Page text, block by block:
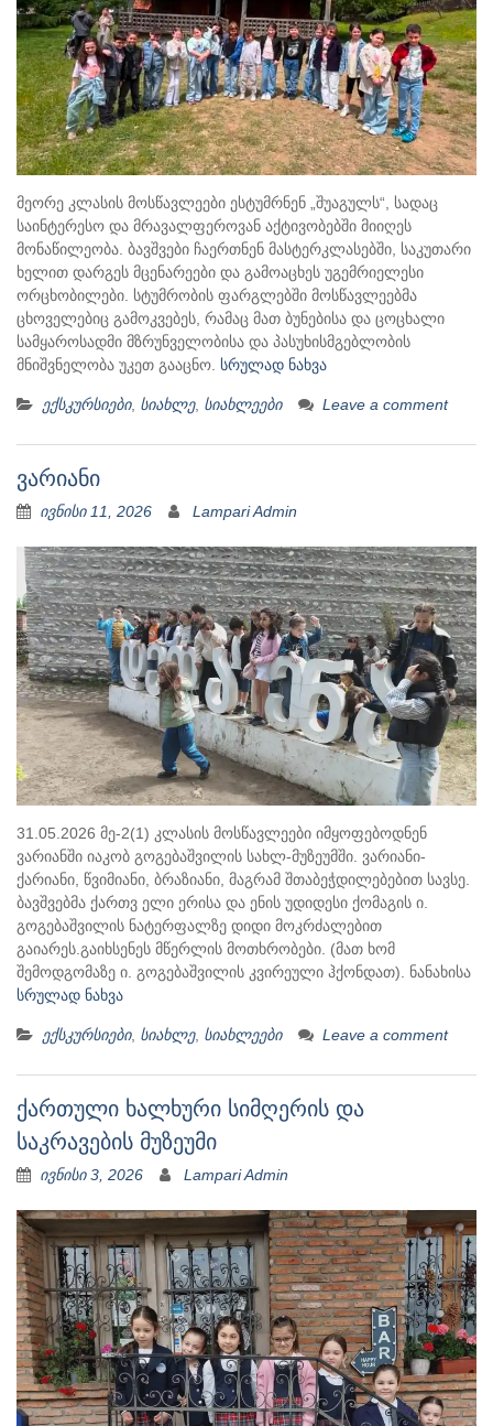
მეორე კლასის მოსწავლეები ესტუმრნენ „შუაგულს“, სადაც
საინტერესო და მრავალფეროვან აქტივობებში მიიღეს
მონაწილეობა. ბავშვები ჩაერთნენ მასტერკლასებში, საკუთარი
ხელით დარგეს მცენარეები და გამოაცხეს უგემრიელესი
ორცხობილები. სტუმრობის ფარგლებში მოსწავლეებმა
ცხოველებიც გამოკვებეს, რამაც მათ ბუნებისა და ცოცხალი
სამყაროსადმი მზრუნველობისა და პასუხისმგებლობის
მნიშვნელობა უკეთ გააცნო. სრულად ნახვა
ექსკურსიები, სიახლე, სიახლეები Leave a comment
ვარიანი
ივნისი 11, 2026 Lampari Admin
31.05.2026 მე-2(1) კლასის მოსწავლეები იმყოფებოდნენ
ვარიანში იაკობ გოგებაშვილის სახლ-მუზეუმში. ვარიანი-
ქარიანი, წვიმიანი, ბრაზიანი, მაგრამ შთაბეჭდილებებით სავსე.
ბავშვებმა ქართვ ელი ერისა და ენის უდიდესი ქომაგის ი.
გოგებაშვილის ნატერფალზე დიდი მოკრძალებით
გაიარეს.გაიხსენეს მწერლის მოთხრობები. (მათ ხომ
შემოდგომაზე ი. გოგებაშვილის კვირეული ჰქონდათ). ნანახისა
სრულად ნახვა
ექსკურსიები, სიახლე, სიახლეები Leave a comment
ქართული ხალხური სიმღერის და
საკრავების მუზეუმი
ივნისი 3, 2026 Lampari Admin